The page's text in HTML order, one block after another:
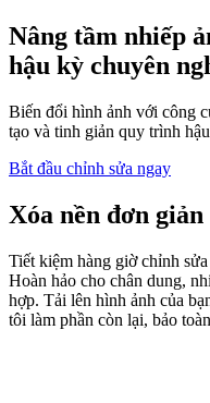
Nâng tầm nhiếp
hậu kỳ chuyên
Biến đổi hình ảnh với công
tạo và tinh giản quy trình
Bắt đầu chỉnh sửa ngay
Xóa nền đơn giản
Tiết kiệm hàng giờ chỉnh
Hoàn hảo cho chân dung,
hợp. Tải lên hình ảnh của
tôi làm phần còn lại, bảo